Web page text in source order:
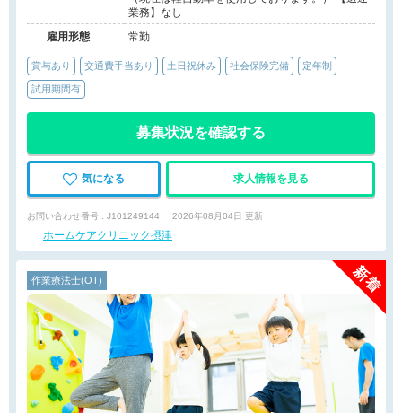
業務】なし
雇用形態
常勤
賞与あり 交通費手当あり 土日祝休み 社会保険完備 定年制
試用期間有
募集状況を確認する
気になる 求人情報を見る
お問い合わせ番号 : J101249144 2026年08月04日 更新
ホームケアクリニック摂津
作業療法士(OT)